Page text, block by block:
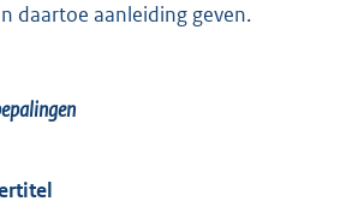
daartoe aanleiding geven.